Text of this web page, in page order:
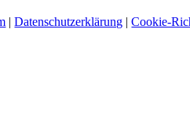
|Datenschutzerklärung |Cookie-